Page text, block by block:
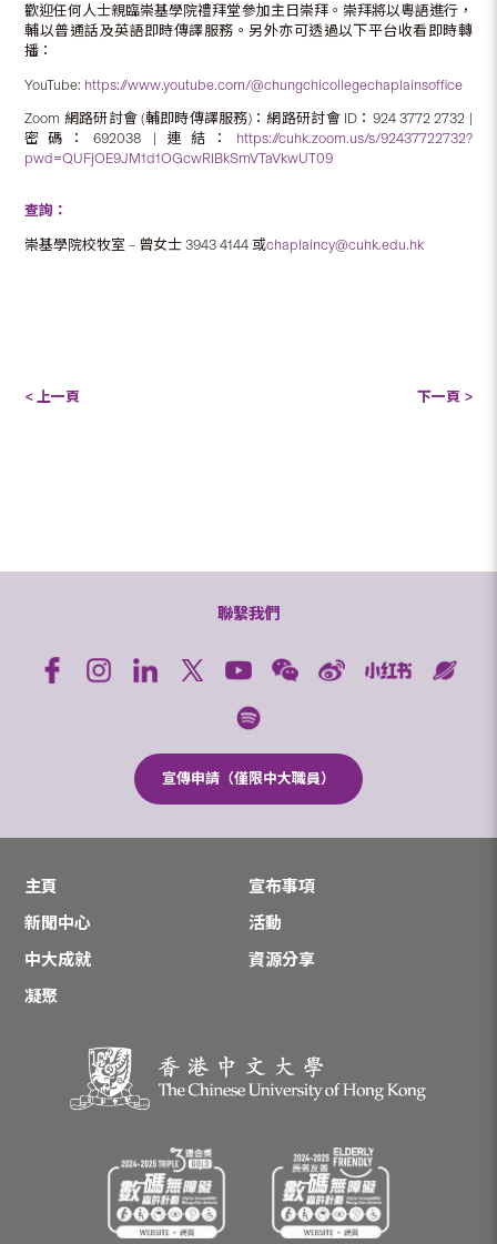
歡迎任何人士親臨崇基學院禮拜堂參加主日崇拜。崇拜將以粵語進行，
輔以普通話及英語即時傳譯服務。另外亦可透過以下平台收看即時轉
播：
YouTube: https://www.youtube.com/@chungchicollegechaplainsoffice
Zoom 網路研討會 (輔即時傳譯服務)：網路研討會 ID：924 3772 2732 |
密碼：692038 | 連結： https://cuhk.zoom.us/s/92437722732?
pwd=QUFjOE9JM1d1OGcwRlBkSmVTaVkwUT09
查詢：
崇基學院校牧室 – 曾女士 3943 4144 或chaplaincy@cuhk.edu.hk
< 上一頁 下一頁 >
聯繫我們
宣傳申請（僅限中大職員）
主頁
宣布事項
新聞中心
活動
中大成就
資源分享
凝聚